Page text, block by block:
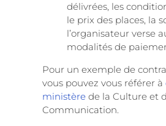
délivrées, les
le prix des places, la
l’organisateur verse
modalités de
Pour un exemple de
vous pouvez vous référer à
ministèrede la Culture et
Communication.